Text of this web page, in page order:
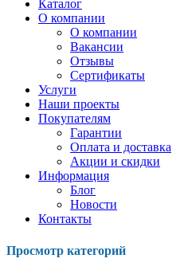
Каталог
О компании
О компании
Вакансии
Отзывы
Сертификаты
Услуги
Наши проекты
Покупателям
Гарантии
Оплата и доставка
Акции и скидки
Информация
Блог
Новости
Контакты
Просмотр категорий